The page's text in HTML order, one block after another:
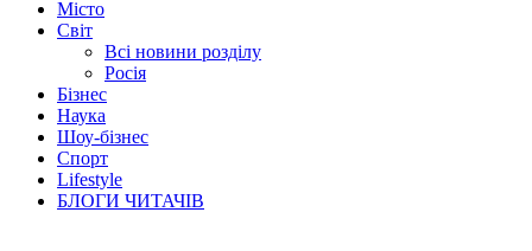
Місто
Світ
Всі новини розділу
Росія
Бізнес
Наука
Шоу-бізнес
Спорт
Lifestyle
БЛОГИ ЧИТАЧІВ